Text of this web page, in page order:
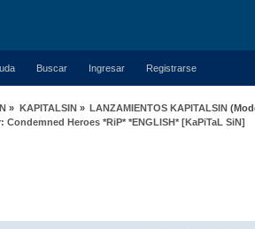
Buscar Ingresar Registrarse
» KAPITALSIN» LANZAMIENTOS KAPITALSIN
Condemned Heroes *RiP* *ENGLISH* [KaPiTaL SiN]